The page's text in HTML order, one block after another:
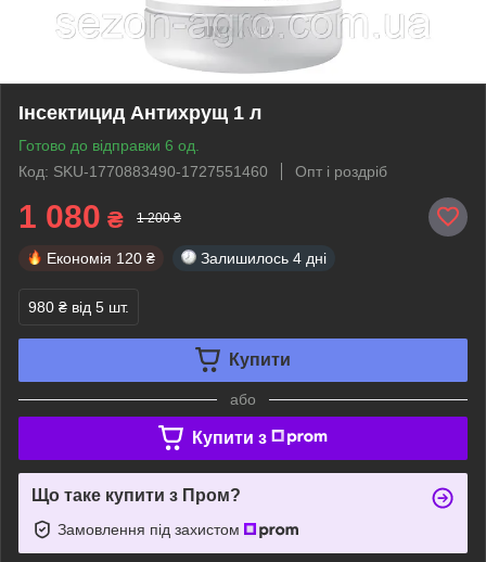
Інсектицид Антихрущ 1 л
Готово до відправки 6 од.
Код: SKU-1770883490-1727551460
Опт і роздріб
1 080 ₴ 1 200 ₴
Економія 120 ₴ Залишилось 4 дні
980 ₴ від 5 шт.
Купити
або
Купити з
Що таке купити з Пром?
Замовлення під захистом